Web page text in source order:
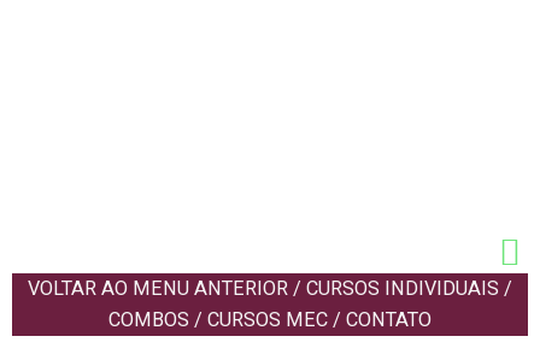
VOLTAR AO MENU ANTERIOR / CURSOS INDIVIDUAIS /
COMBOS / CURSOS MEC / CONTATO